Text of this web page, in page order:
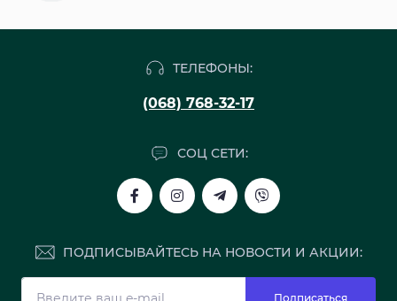
ТЕЛЕФОНЫ:
(068) 768-32-17
СОЦ СЕТИ:
ПОДПИСЫВАЙТЕСЬ НА НОВОСТИ И АКЦИИ:
Подписаться